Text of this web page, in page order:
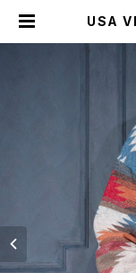
USA
CKET/
イン